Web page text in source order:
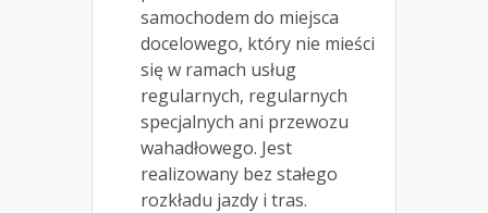
samochodem do miejsca
docelowego, który nie mieści
się w ramach usług
regularnych, regularnych
specjalnych ani przewozu
wahadłowego. Jest
realizowany bez stałego
rozkładu jazdy i tras.